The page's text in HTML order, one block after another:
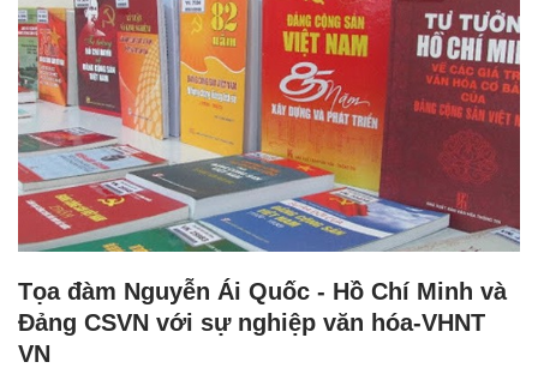
Tọa đàm Nguyễn Ái Quốc - Hồ Chí Minh và
Đảng CSVN với sự nghiệp văn hóa-VHNT
VN